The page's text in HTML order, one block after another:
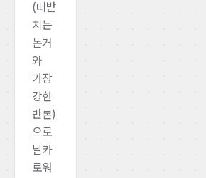
(떠받
치는
논거
와
가장
강한
반론)
으로
날카
로워